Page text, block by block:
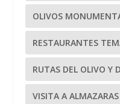
OLIVOS
RESTAURANTES
RUTAS DEL OLIVO Y
VISITA A ALMAZARAS